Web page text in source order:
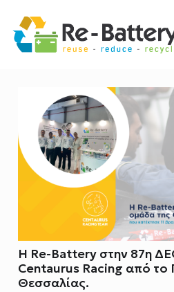
Η Re-Battery στην 87η
Centaurus Racing από το
Θεσσαλίας.